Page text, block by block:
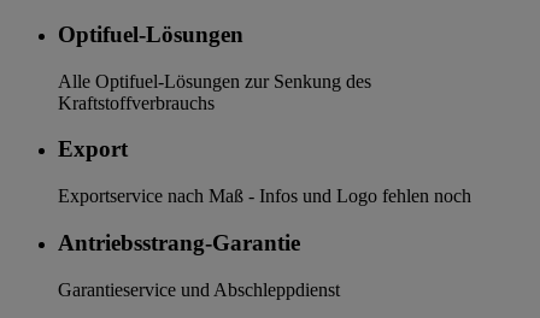
Optifuel-Lösungen
Alle Optifuel-Lösungen zur Senkung des
Kraftstoffverbrauchs
Export
Exportservice nach Maß - Infos und Logo fehlen noch
Antriebsstrang-Garantie
Garantieservice und Abschleppdienst